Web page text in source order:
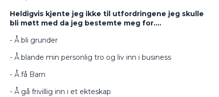
Heldigvis kjente jeg ikke til utfordringene jeg skulle
bli møtt med da jeg bestemte meg for….
- Å bli grunder
- Å blande min personlig tro og liv inn i business
- Å få Barn
- Å gå frivillig inn i et ekteskap